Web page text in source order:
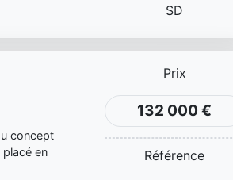
SD
concept
en
Prix
132 000 €
Référence